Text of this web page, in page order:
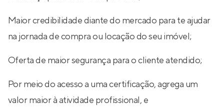
Maior credibilidade diante do mercado para te ajudar
na jornada de compra ou locação do seu imóvel;
Oferta de maior segurança para o cliente atendido;
Por meio do acesso a uma certificação, agrega um
valor maior à atividade profissional, e